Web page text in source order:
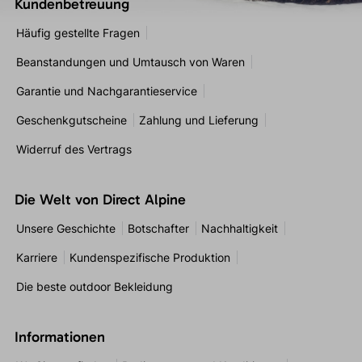
Kundenbetreuung
Häufig gestellte Fragen
Beanstandungen und Umtausch von Waren
Garantie und Nachgarantieservice
Geschenkgutscheine Zahlung und Lieferung
Widerruf des Vertrags
Die Welt von Direct Alpine
Unsere Geschichte Botschafter Nachhaltigkeit
Karriere Kundenspezifische Produktion
Die beste outdoor Bekleidung
Informationen